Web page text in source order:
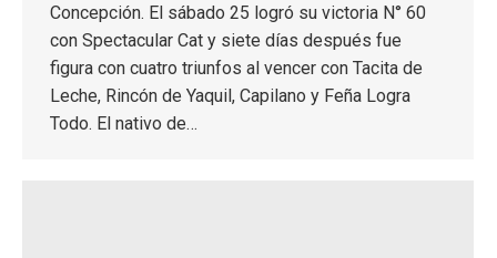
Concepción. El sábado 25 logró su victoria N° 60
con Spectacular Cat y siete días después fue
figura con cuatro triunfos al vencer con Tacita de
Leche, Rincón de Yaquil, Capilano y Feña Logra
Todo. El nativo de…